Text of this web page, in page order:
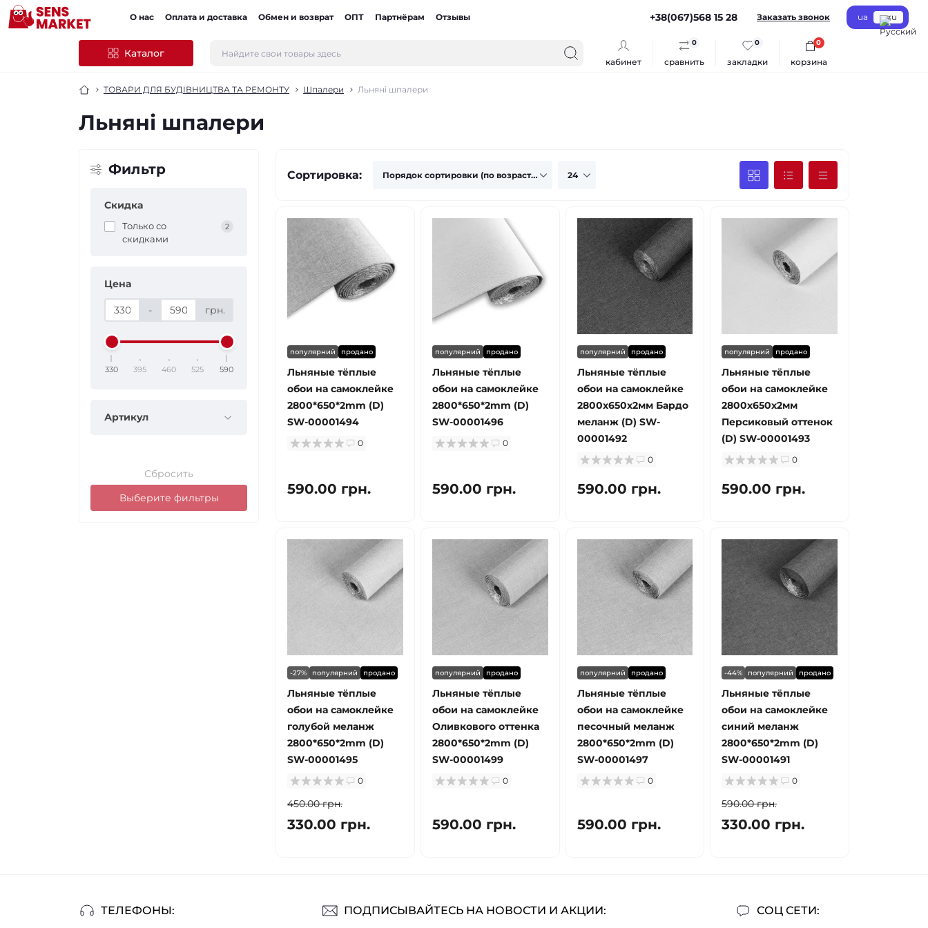
О нас Оплата и доставка Обмен и возврат ОПТ Партнёрам Отзывы +38(067)568 15 28 Заказать звонок ua ru
Каталог
кабинет сравнить
0
закладки
0
корзина
0
ТОВАРИ ДЛЯ БУДІВНИЦТВА ТА РЕМОНТУ Шпалери Льняні шпалери
Льняні шпалери
Фильтр
Скидка
Только со
cкидками
2
Цена
- грн.
330 395 460 525 590
Артикул
Сбросить
Выберите фильтры
Сортировка:
популярний продано
Льняные тёплые
обои на самоклейке
2800*650*2mm (D)
SW-00001494
0
590.00 грн.
популярний продано
Льняные тёплые
обои на самоклейке
2800*650*2mm (D)
SW-00001496
0
590.00 грн.
популярний продано
Льняные тёплые
обои на самоклейке
2800х650х2мм Бардо
меланж (D) SW-
00001492
0
590.00 грн.
популярний продано
Льняные тёплые
обои на самоклейке
2800х650х2мм
Персиковый оттенок
(D) SW-00001493
0
590.00 грн.
-27% популярний продано
Льняные тёплые
обои на самоклейке
голубой меланж
2800*650*2mm (D)
SW-00001495
0
450.00 грн.
330.00 грн.
популярний продано
Льняные тёплые
обои на самоклейке
Оливкового оттенка
2800*650*2mm (D)
SW-00001499
0
590.00 грн.
популярний продано
Льняные тёплые
обои на самоклейке
песочный меланж
2800*650*2mm (D)
SW-00001497
0
590.00 грн.
-44% популярний продано
Льняные тёплые
обои на самоклейке
синий меланж
2800*650*2mm (D)
SW-00001491
0
590.00 грн.
330.00 грн.
ТЕЛЕФОНЫ: СОЦ СЕТИ:
ПОДПИСЫВАЙТЕСЬ НА НОВОСТИ И АКЦИИ: